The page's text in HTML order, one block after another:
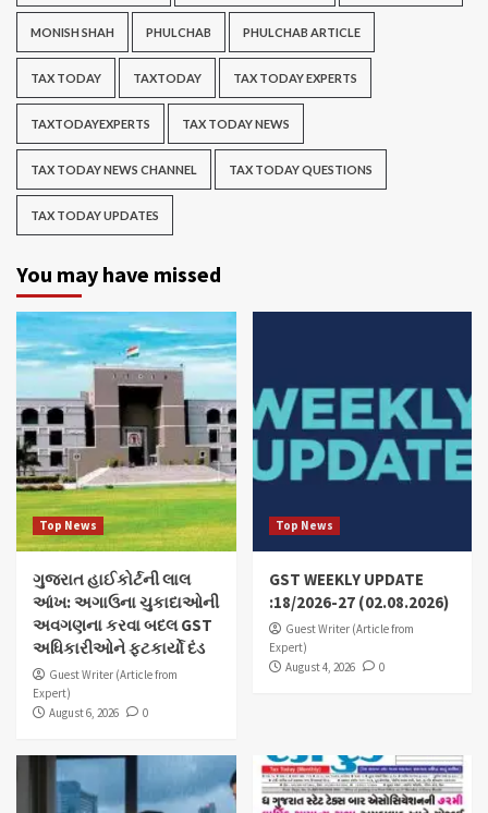
MONISH SHAH PHULCHAB PHULCHAB ARTICLE
TAX TODAY TAXTODAY TAX TODAY EXPERTS
TAXTODAYEXPERTS TAX TODAY NEWS
TAX TODAY NEWS CHANNEL TAX TODAY QUESTIONS
TAX TODAY UPDATES
You may have missed
Top News
ગુજરાત હાઈકોર્ટની લાલ
આંખ: અગાઉના ચુકાદાઓની
અવગણના કરવા બદલ GST
અધિકારીઓને ફટકાર્યો દંડ
Guest Writer (Article from
Expert)
August 6, 2026
0
Top News
GST WEEKLY UPDATE
:18/2026-27 (02.08.2026)
Guest Writer (Article from
Expert)
August 4, 2026
0